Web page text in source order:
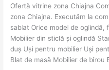
Ofertă vitrine zona Chiajna
zona Chiajna. Executăm la
sablat Orice model de
Mobilier din sticlă și oglindă
duș Uși pentru mobilier Uși
Blat de masă Mobilier de